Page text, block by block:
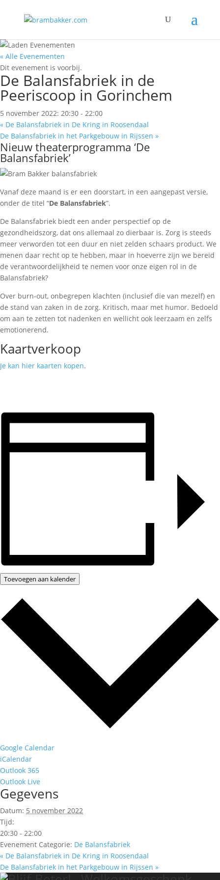
« Alle Evenementen
Dit evenement is voorbij.
De Balansfabriek in de
Peeriscoop in Gorinchem
5 november 2022: 20:30 - 22:00
« De Balansfabriek in De Kring in Roosendaal
De Balansfabriek in het Parkgebouw in Rijssen »
Nieuw theaterprogramma ‘De
Balansfabriek’
Vanaf deze maand is er een doorstart, in een aangepast versie,
onder de titel “De Balansfabriek”.
De Balansfabriek biedt een ander perspectief op de
gezondheidszorg, dat ons allemaal zo dierbaar is. Zorg is steeds
meer verworden tot een duur en niet zelden schaars product. We
menen daar recht op te hebben, maar in hoeverre zijn we bereid
de verantwoordelijkheid te nemen voor onze eigen rol in de
Balansfabriek?
Over burn-out, onbegrepen klachten (inclusief die van mezelf) en
de stand van zaken in de zorg. Kritisch, maar met humor. Bedoeld
om aan te zetten tot nadenken en wellicht ook leerzaam en zelfs
emotionerend.
Kaartverkoop
Je kan hier kaarten kopen.
Toevoegen aan kalender
Google Calendar
iCalendar
Outlook 365
Outlook Live
Gegevens
Datum: 5 november 2022
Tijd:
20:30 - 22:00
Evenement Categorie: De Balansfabriek
« De Balansfabriek in De Kring in Roosendaal
De Balansfabriek in het Parkgebouw in Rijssen »